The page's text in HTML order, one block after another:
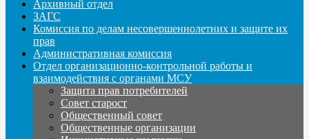
Архивный отдел
ЗАГС
Комиссия по делам несовершеннолетних и защите их
прав
Административная комиссия
Отдел организационно-контрольной работы и
взаимодействия с органами МСУ
Защита прав потребителей
Совет старост
Общественный совет
Общественные организации